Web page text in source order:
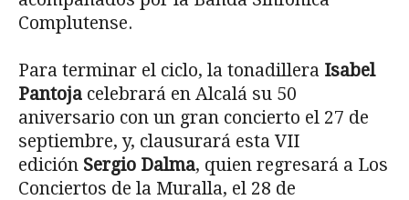
Complutense.
Para terminar el ciclo, la tonadillera Isabel
Pantoja celebrará en Alcalá su 50
aniversario con un gran concierto el 27 de
septiembre, y, clausurará esta VII
edición Sergio Dalma, quien regresará a Los
Conciertos de la Muralla, el 28 de